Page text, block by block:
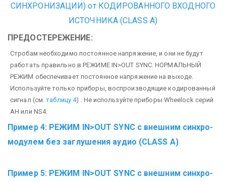
СИНХРОНИЗАЦИИ) от КОДИРОВАННОГО ВХОДНОГО
ИСТОЧНИКА (CLASS A)
ПРЕДОСТЕРЕЖЕНИЕ:
Стробам необходимо постоянное напряжение, и они не будут
работать правильно в РЕЖИМЕ IN>OUT SYNC. НОРМАЛЬНЫЙ
РЕЖИМ обеспечивает постоянное напряжение на выходе.
Используйте только приборы, воспроизводящие кодированный
сигнал (см.таблицу 4) . Не используйте приборы Wheelock серий
AH или NS4.
Пример 4: РЕЖИМ IN>OUT SYNC с внешним синхро-
модулем без заглушения аудио (CLASS A)
Пример 5: РЕЖИМ IN>OUT SYNC с внешним синхро-